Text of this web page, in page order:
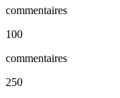
commentaires
100
commentaires
250